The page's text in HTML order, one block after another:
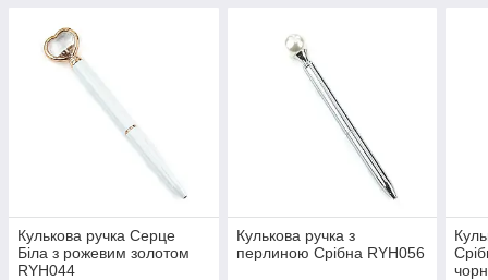
Кулькова ручка Серце
Біла з рожевим золотом
RYH044
Кулькова ручка з
перлиною Срібна RYH056